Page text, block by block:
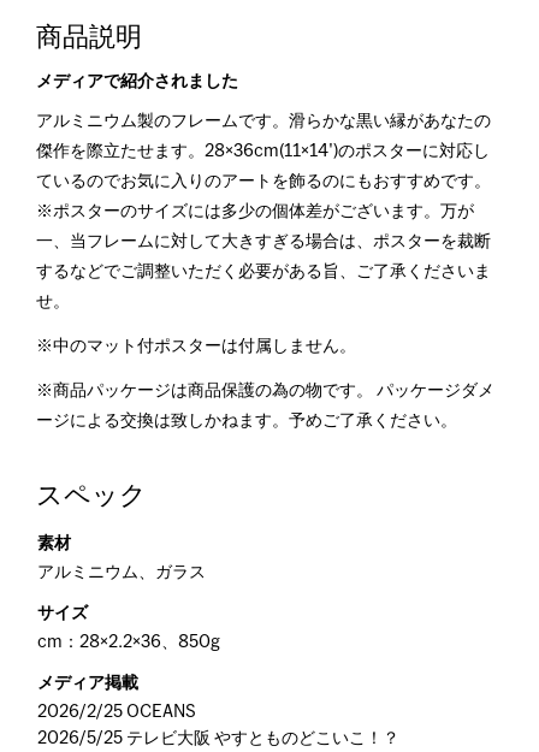
商品説明
メディアで紹介されました
アルミニウム製のフレームです。滑らかな黒い縁があなたの
傑作を際立たせます。28×36cm(11×14')のポスターに対応し
ているのでお気に入りのアートを飾るのにもおすすめです。
※ポスターのサイズには多少の個体差がございます。万が
一、当フレームに対して大きすぎる場合は、ポスターを裁断
するなどでご調整いただく必要がある旨、ご了承くださいま
せ。
※中のマット付ポスターは付属しません。
※商品パッケージは商品保護の為の物です。 パッケージダメ
ージによる交換は致しかねます。予めご了承ください。
スペック
素材
アルミニウム、ガラス
サイズ
cm：28×2.2×36、850g
メディア掲載
2026/2/25 OCEANS
2026/5/25 テレビ大阪 やすとものどこいこ！？